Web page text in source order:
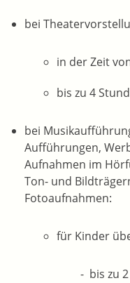
bei
in der Zeit
bis zu 4
bei
Aufführungen,
Aufnahmen im
Ton- und
Fotoaufnahmen:
für Kinder
bis zu